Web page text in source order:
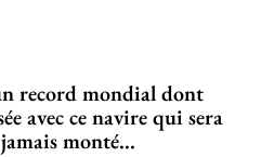
record mondial dont
avec ce navire qui sera
monté...